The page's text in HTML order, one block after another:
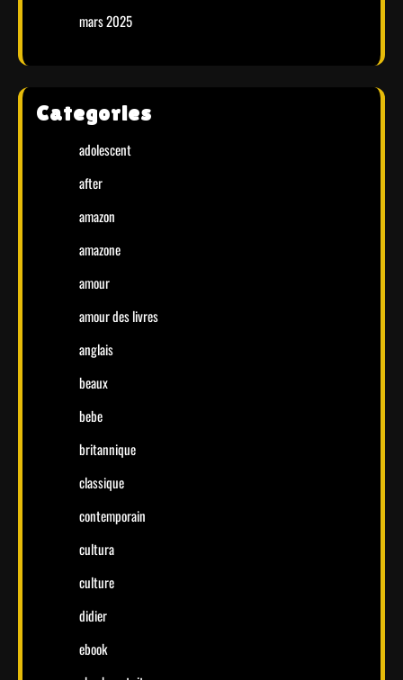
mars 2025
Categories
adolescent
after
amazon
amazone
amour
amour des livres
anglais
beaux
bebe
britannique
classique
contemporain
cultura
culture
didier
ebook